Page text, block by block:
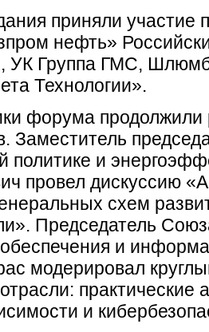
приняли участие
нефть»
УК Группа ГМС,
Технологии».
форума
Заместитель
политике и
провел дискуссию
схем
Председатель
и
модерировал
практические
и